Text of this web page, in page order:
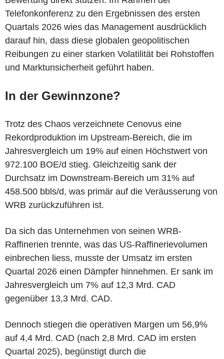
Telefonkonferenz zu den Ergebnissen des ersten
Quartals 2026 wies das Management ausdrücklich
darauf hin, dass diese globalen geopolitischen
Reibungen zu einer starken Volatilität bei Rohstoffen
und Marktunsicherheit geführt haben.
In der Gewinnzone?
Trotz des Chaos verzeichnete Cenovus eine
Rekordproduktion im Upstream-Bereich, die im
Jahresvergleich um 19% auf einen Höchstwert von
972.100 BOE/d stieg. Gleichzeitig sank der
Durchsatz im Downstream-Bereich um 31% auf
458.500 bbls/d, was primär auf die Veräusserung von
WRB zurückzuführen ist.
Da sich das Unternehmen von seinen WRB-
Raffinerien trennte, was das US-Raffinerievolumen
einbrechen liess, musste der Umsatz im ersten
Quartal 2026 einen Dämpfer hinnehmen. Er sank im
Jahresvergleich um 7% auf 12,3 Mrd. CAD
gegenüber 13,3 Mrd. CAD.
Dennoch stiegen die operativen Margen um 56,9%
auf 4,4 Mrd. CAD (nach 2,8 Mrd. CAD im ersten
Quartal 2025), begünstigt durch die